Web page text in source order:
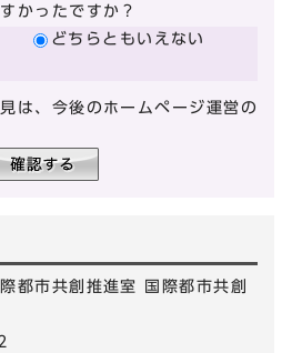
かったですか？
どちらともいえない
は、今後のホームページ運営の
都市共創推進室 国際都市共創